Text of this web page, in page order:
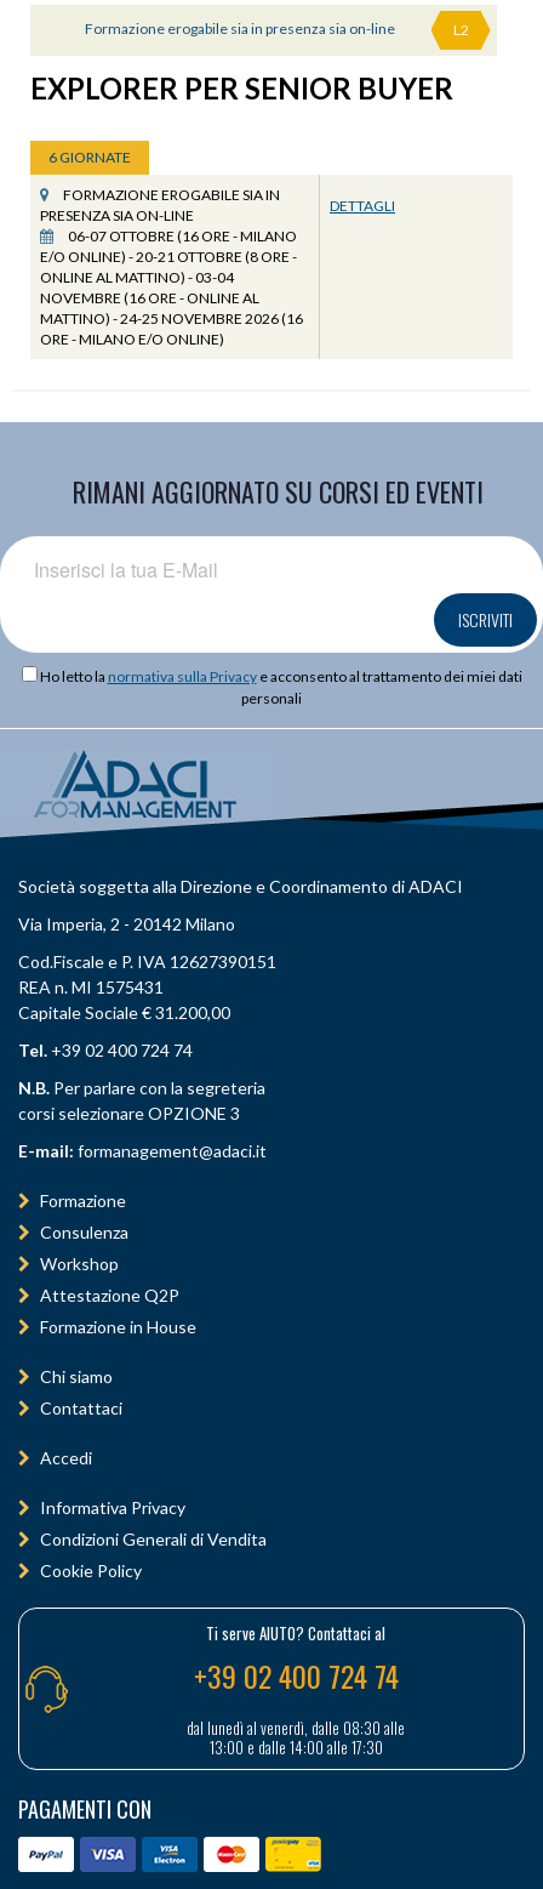
Formazione erogabile sia in presenza sia on-line L2
EXPLORER PER SENIOR BUYER
6 GIORNATE
FORMAZIONE EROGABILE SIA IN
PRESENZA SIA ON-LINE
06-07 OTTOBRE (16 ORE - MILANO
E/O ONLINE) - 20-21 OTTOBRE (8 ORE -
ONLINE AL MATTINO) - 03-04
NOVEMBRE (16 ORE - ONLINE AL
MATTINO) - 24-25 NOVEMBRE 2026 (16
ORE - MILANO E/O ONLINE)
DETTAGLI
RIMANI AGGIORNATO SU CORSI ED EVENTI
ISCRIVITI
Ho letto la normativa sulla Privacye acconsento al trattamento dei miei dati
personali
Società soggetta alla Direzione e Coordinamento di ADACI
Via Imperia, 2 - 20142 Milano
Cod.Fiscale e P. IVA 12627390151
REA n. MI 1575431
Capitale Sociale € 31.200,00
Tel. +39 02 400 724 74
N.B. Per parlare con la segreteria
corsi selezionare OPZIONE 3
E-mail: formanagement@adaci.it
Formazione
Consulenza
Workshop
Attestazione Q2P
Formazione in House
Chi siamo
Contattaci
Accedi
Informativa Privacy
Condizioni Generali di Vendita
Cookie Policy
Ti serve AIUTO? Contattaci al
+39 02 400 724 74
dal lunedì al venerdì, dalle 08:30 alle
13:00 e dalle 14:00 alle 17:30
PAGAMENTI CON